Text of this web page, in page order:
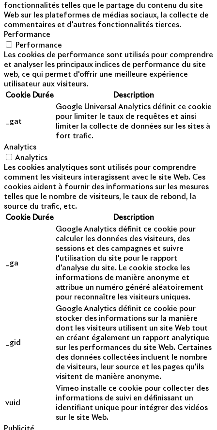
fonctionnalités telles que le partage du contenu du site
Web sur les plateformes de médias sociaux, la collecte de
commentaires et d'autres fonctionnalités tierces.
Performance
Performance
Les cookies de performance sont utilisés pour comprendre
et analyser les principaux indices de performance du site
web, ce qui permet d'offrir une meilleure expérience
utilisateur aux visiteurs.
Cookie Durée Description
_gat
Google Universal Analytics définit ce cookie
pour limiter le taux de requêtes et ainsi
limiter la collecte de données sur les sites à
fort trafic.
Analytics
Analytics
Les cookies analytiques sont utilisés pour comprendre
comment les visiteurs interagissent avec le site Web. Ces
cookies aident à fournir des informations sur les mesures
telles que le nombre de visiteurs, le taux de rebond, la
source du trafic, etc.
Cookie Durée Description
_ga
Google Analytics définit ce cookie pour
calculer les données des visiteurs, des
sessions et des campagnes et suivre
l'utilisation du site pour le rapport
d'analyse du site. Le cookie stocke les
informations de manière anonyme et
attribue un numéro généré aléatoirement
pour reconnaître les visiteurs uniques.
_gid
Google Analytics définit ce cookie pour
stocker des informations sur la manière
dont les visiteurs utilisent un site Web tout
en créant également un rapport analytique
sur les performances du site Web. Certaines
des données collectées incluent le nombre
de visiteurs, leur source et les pages qu'ils
visitent de manière anonyme.
vuid
Vimeo installe ce cookie pour collecter des
informations de suivi en définissant un
identifiant unique pour intégrer des vidéos
sur le site Web.